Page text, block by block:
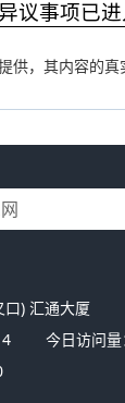
议事项已
，其内容的
) 汇通大厦
今日访问量